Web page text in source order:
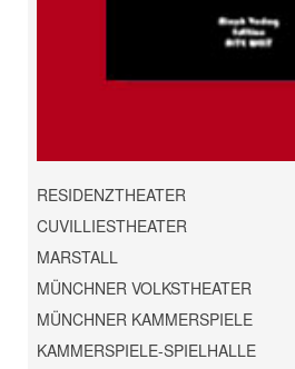
RESIDENZTHEATER
CUVILLIESTHEATER
MARSTALL
MÜNCHNER VOLKSTHEATER
MÜNCHNER KAMMERSPIELE
KAMMERSPIELE-SPIELHALLE